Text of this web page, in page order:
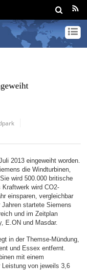
2013 eingeweiht worden.
die Windturbinen,
wird 500.000 britische
wird CO2-
einsparen, vergleichbar
startete Siemens
und im Zeitplan
E.ON und Masdar.
in der Themse-Mündung,
und Essex entfernt.
mit einem
von jeweils 3,6